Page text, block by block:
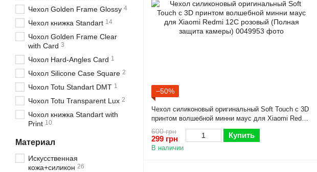
−50%
Чехол силиконовый оригинальный Soft Touch с 3D
принтом волшебной минни маус для Xiaomi Redmi
12C розовый (Полная защита камеры)
600 грн
299 грн Купить
В наличии
Чехол Golden Frame Glossy 4
Чехол книжка Standart 14
Чохол Golden Frame Clear
with Card 3
Чохол Hard-Angles Card 1
Чохол Silicone Case Square 2
Чохол Totu Standart DMT 1
Чохол Totu Transparent Lux 2
Чохол книжка Standart with
Print 10
Материал
Искусственная
кожа+силикон 26